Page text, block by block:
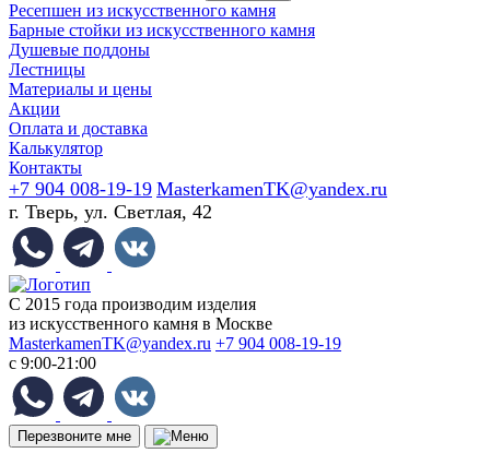
Ресепшен из искусственного камня
Барные стойки из искусственного камня
Душевые поддоны
Лестницы
Материалы и цены
Акции
Оплата и доставка
Калькулятор
Контакты
+7 904 008-19-19 MasterkamenTK@yandex.ru
г. Тверь, ул. Светлая, 42
С 2015 года производим изделия
из искусственного камня в Москве
MasterkamenTK@yandex.ru +7 904 008-19-19
с 9:00-21:00
Перезвоните мне